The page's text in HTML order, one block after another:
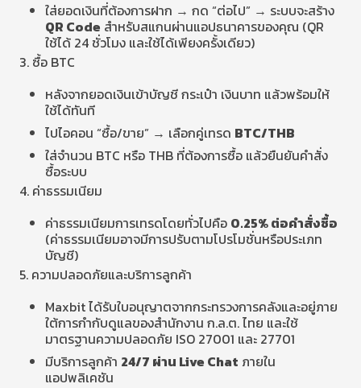
ใส่ยอดเงินที่ต้องการฝาก → กด “ต่อไป” → ระบบจะสร้าง
QR Code สำหรับสแกนผ่านแอปธนาคารของคุณ (QR
ใช้ได้ 24 ชั่วโมง และใช้ได้เพียงครั้งเดียว)
3. ซื้อ BTC
หลังจากยอดเงินเข้าบัญชี กระเป๋า เงินบาท แล้วพร้อมให้
ใช้ได้ทันที
ไปไอคอน “ซื้อ/ขาย” → เลือกคู่เทรด BTC/THB
ใส่จำนวน BTC หรือ THB ที่ต้องการซื้อ แล้วยืนยันคำสั่ง
ซื้อระบบ
4. ค่าธรรมเนียม
ค่าธรรมเนียมการเทรดโดยทั่วไปคือ 0.25% ต่อคำสั่งซื้อ
(ค่าธรรมเนียมอาจมีการปรับตามโปรโมชั่นหรือประเภท
บัญชี)
5. ความปลอดภัยและบริการลูกค้า
Maxbit ได้รับใบอนุญาตจากกระทรวงการคลังและอยู่ภาย
ใต้การกำกับดูแลของสำนักงาน ก.ล.ต. ไทย และใช้
มาตรฐานความปลอดภัย ISO 27001 และ 27701
มีบริการลูกค้า 24/7 ผ่าน Live Chat ภายใน
แอปพลิเคชัน